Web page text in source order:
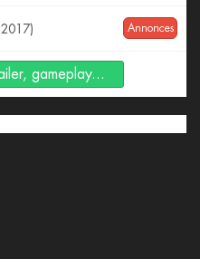
Annonces
gameplay...